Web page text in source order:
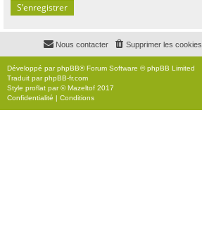
S’enregistrer
Supprimer les cookies
Nous contacter
Développé parphpBB® Forum Software © phpBB Limited
Traduit parphpBB-fr.com
Style proflat par ©Mazeltof 2017
Confidentialité | Conditions